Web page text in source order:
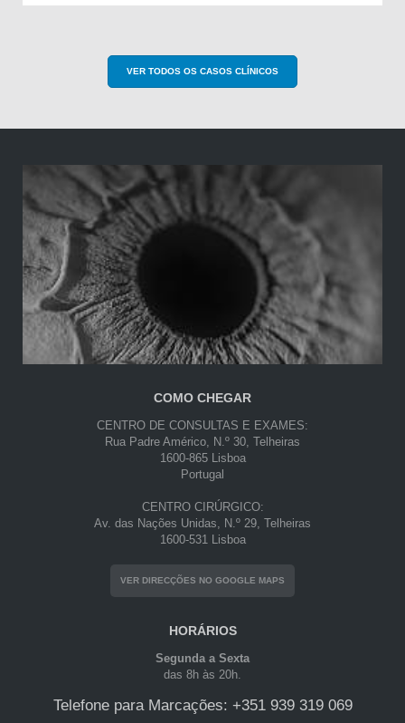
VER TODOS OS CASOS CLÍNICOS
COMO CHEGAR
CENTRO DE CONSULTAS E EXAMES:
Rua Padre Américo, N.º 30, Telheiras
1600-865 Lisboa
Portugal
CENTRO CIRÚRGICO:
Av. das Nações Unidas, N.º 29, Telheiras
1600-531 Lisboa
VER DIRECÇÕES NO GOOGLE MAPS
HORÁRIOS
Segunda a Sexta
das 8h às 20h.
Telefone para Marcações: +351 939 319 069